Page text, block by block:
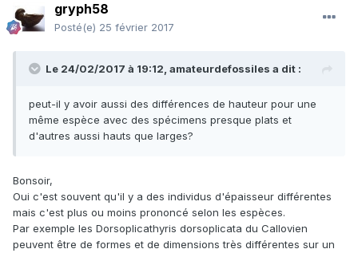
gryph58
Posté(e) 25 février 2017
Le 24/02/2017 à 19:12, amateurdefossiles a dit :
peut-il y avoir aussi des différences de hauteur pour une
même espèce avec des spécimens presque plats et
d'autres aussi hauts que larges?
Bonsoir,
Oui c'est souvent qu'il y a des individus d'épaisseur différentes
mais c'est plus ou moins prononcé selon les espèces.
Par exemple les Dorsoplicathyris dorsoplicata du Callovien
peuvent être de formes et de dimensions très différentes sur un